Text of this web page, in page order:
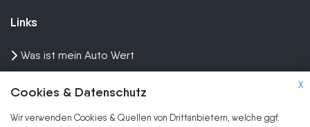
X
Cookies & Datenschutz
Wir verwenden Cookies & Quellen von Drittanbietern, welche ggf.
Links
Was ist mein Auto Wert